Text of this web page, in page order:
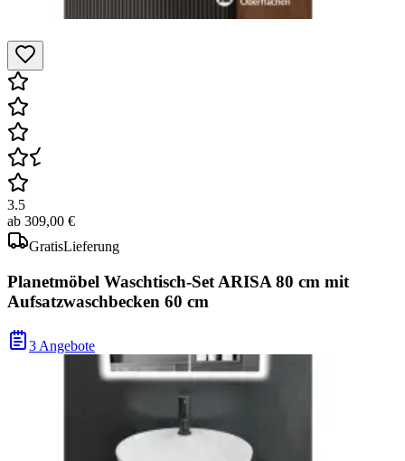
3.5
ab 309,00 €
GratisLieferung
Planetmöbel Waschtisch-Set ARISA 80 cm mit
Aufsatzwaschbecken 60 cm
3 Angebote